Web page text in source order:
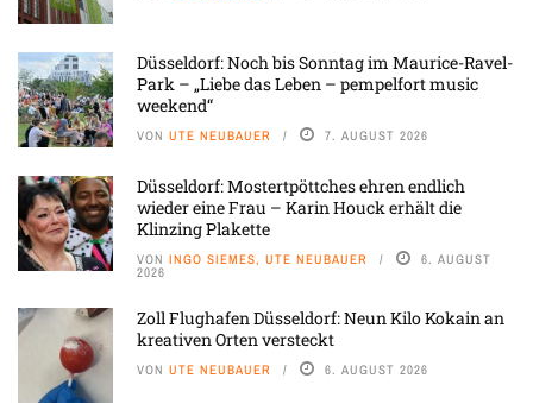
Düsseldorf: Noch bis Sonntag im Maurice-Ravel-
Park – „Liebe das Leben – pempelfort music
weekend“
VON UTE NEUBAUER 7. AUGUST 2026
Düsseldorf: Mostertpöttches ehren endlich
wieder eine Frau – Karin Houck erhält die
Klinzing Plakette
VON INGO SIEMES, UTE NEUBAUER 6. AUGUST
2026
Zoll Flughafen Düsseldorf: Neun Kilo Kokain an
kreativen Orten versteckt
VON UTE NEUBAUER 6. AUGUST 2026